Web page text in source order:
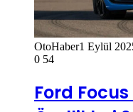
OtoHaber1 Eylül
0 54
Ford